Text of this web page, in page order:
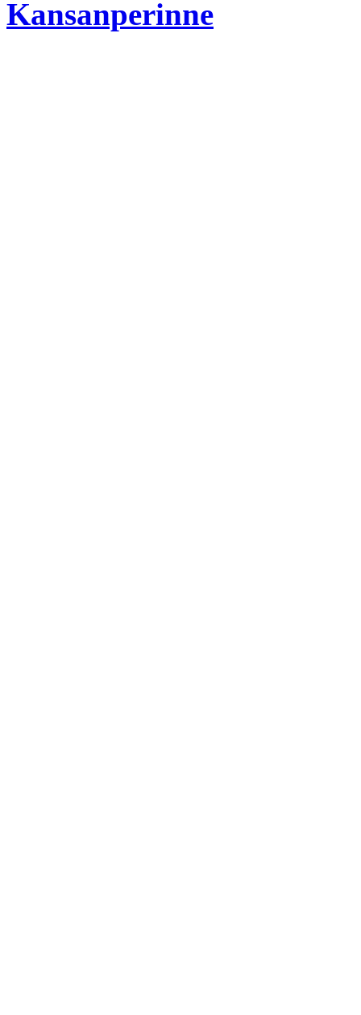
Kansanperinne